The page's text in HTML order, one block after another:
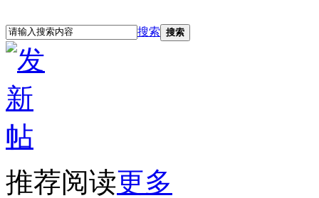
搜索 搜索
推荐阅读更多